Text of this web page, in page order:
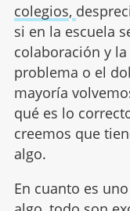
colegios,
si en la escuela
colaboración y la
problema o el
mayoría
qué es lo
creemos que
algo.
En cuanto es